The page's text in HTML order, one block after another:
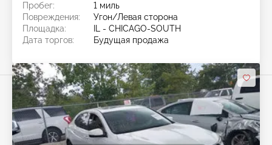
Пробег:
1 миль
Повреждения:
Угон/Левая сторона
Площадка:
IL - CHICAGO-SOUTH
Дата торгов:
Будущая продажа